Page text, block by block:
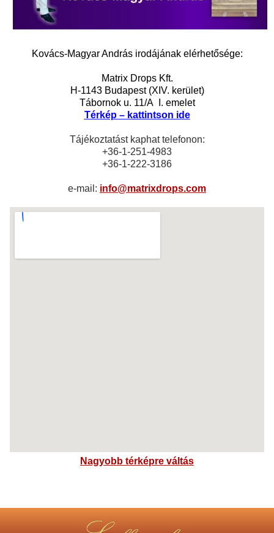
Kovács-Magyar Andrásirodájának elérhetősége:
Matrix Drops Kft.
H-1143 Budapest (XIV. kerület)
Tábornok u. 11/A I. emelet
Térkép – kattintson ide
Tájékoztatást kaphat telefonon:
+36-1-251-4983
+36-1-222-3186
e-mail: info@matrixdrops.com
Nagyobb térképre váltás